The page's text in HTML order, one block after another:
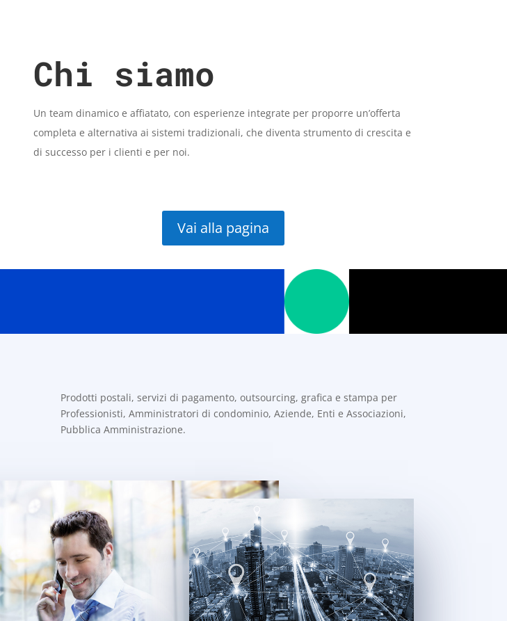
Chi siamo
Un team dinamico e affiatato, con esperienze integrate per proporre un’offerta
completa e alternativa ai sistemi tradizionali, che diventa strumento di crescita e
di successo per i clienti e per noi.
Vai alla pagina
Prodotti postali, servizi di pagamento, outsourcing, grafica e stampa per
Professionisti, Amministratori di condominio, Aziende, Enti e Associazioni,
Pubblica Amministrazione.